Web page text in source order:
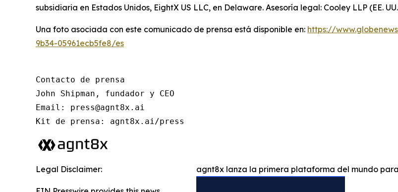
subsidiaria en Estados Unidos, EightX US LLC, en Delaware. Asesoría legal: Cooley LLP (EE.
Una foto asociada con este comunicado de prensa está disponible en: https://
9b34-05961ecb5fe8/es
Contacto de prensa
John Shipman, fundador y CEO
Email: press@agnt8x.ai
Kit de prensa: agnt8x.ai/press
agnt8x lanza la primera plataforma del mundo
Legal Disclaimer: